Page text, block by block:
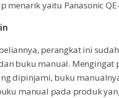
menarik yaitu Panasonic
perangkat ini
dan buku manual.
dipinjami, buku
manual pada produk